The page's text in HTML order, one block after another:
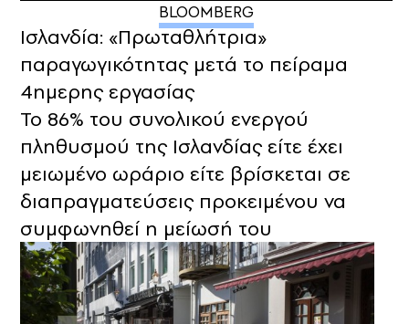
BLOOMBERG
Ισλανδία: «Πρωταθλήτρια»
παραγωγικότητας μετά το πείραμα
4ημερης εργασίας
Το 86% του συνολικού ενεργού
πληθυσμού της Ισλανδίας είτε έχει
μειωμένο ωράριο είτε βρίσκεται σε
διαπραγματεύσεις προκειμένου να
συμφωνηθεί η μείωσή του